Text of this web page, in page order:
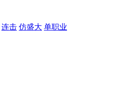
连击 仿盛大 单职业